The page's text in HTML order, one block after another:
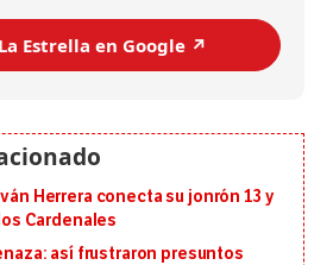
Estrella en Google ↗️
Herrera conecta su jonrón 13 y
Cardenales
así frustraron presuntos